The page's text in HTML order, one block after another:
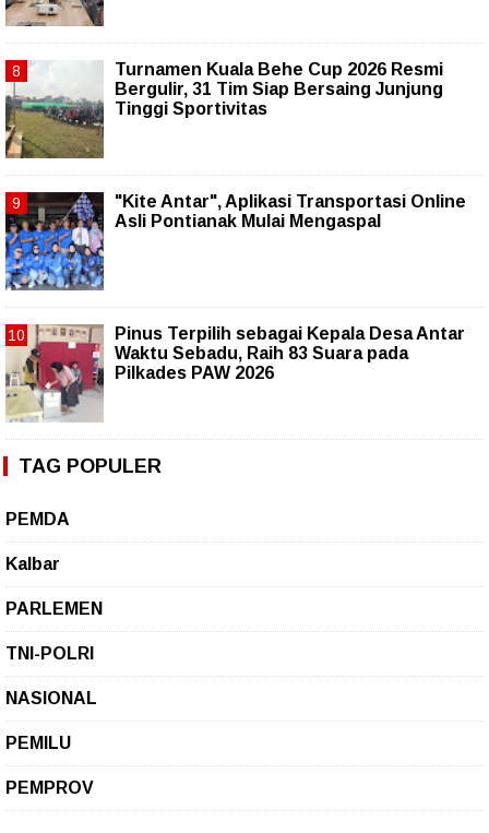
Turnamen Kuala Behe Cup 2026 Resmi
Bergulir, 31 Tim Siap Bersaing Junjung
Tinggi Sportivitas
"Kite Antar", Aplikasi Transportasi Online
Asli Pontianak Mulai Mengaspal
Pinus Terpilih sebagai Kepala Desa Antar
Waktu Sebadu, Raih 83 Suara pada
Pilkades PAW 2026
TAG POPULER
PEMDA
Kalbar
PARLEMEN
TNI-POLRI
NASIONAL
PEMILU
PEMPROV